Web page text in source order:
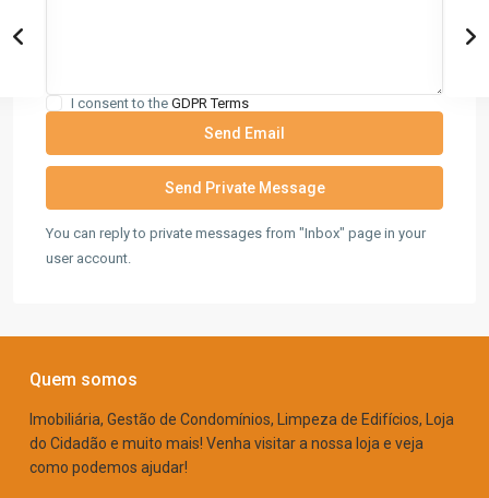
I consent to the GDPR Terms
You can reply to private messages from "Inbox" page in your
user account.
Quem somos
Imobiliária, Gestão de Condomínios, Limpeza de Edifícios, Loja
do Cidadão e muito mais! Venha visitar a nossa loja e veja
como podemos ajudar!